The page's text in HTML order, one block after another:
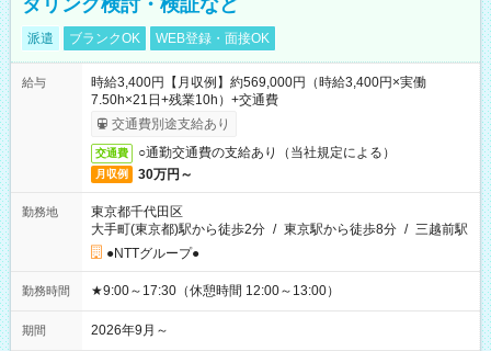
タリング検討・検証など
派遣 ブランクOK WEB登録・面接OK
給与
時給3,400円【月収例】約569,000円（時給3,400円×実働
7.50h×21日+残業10h）+交通費
交通費別途支給あり
交通費 ○通勤交通費の支給あり（当社規定による）
月収例 30万円～
勤務地
東京都千代田区
大手町(東京都)駅から徒歩2分 / 東京駅から徒歩8分 / 三越前駅
●NTTグループ●
勤務時間 ★9:00～17:30（休憩時間 12:00～13:00）
期間 2026年9月～